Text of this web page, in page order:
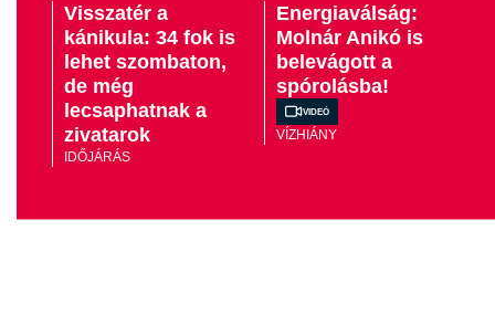
Visszatér a
kánikula: 34 fok is
lehet szombaton,
de még
lecsaphatnak a
zivatarok
IDŐJÁRÁS
Energiaválság:
Molnár Anikó is
belevágott a
spórolásba!
Videó
VÍZHIÁNY